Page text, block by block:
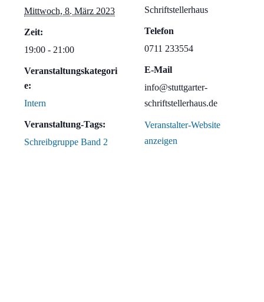
Mittwoch, 8. März 2023
Zeit:
19:00 - 21:00
Veranstaltungskategori
e:
Intern
Veranstaltung-Tags:
Schreibgruppe Band 2
Schriftstellerhaus
Telefon
0711 233554
E-Mail
info@stuttgarter-
schriftstellerhaus.de
Veranstalter-Website
anzeigen